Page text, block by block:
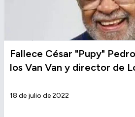
Fallece César "Pupy"
los Van Van y director de
18 de julio de 2022